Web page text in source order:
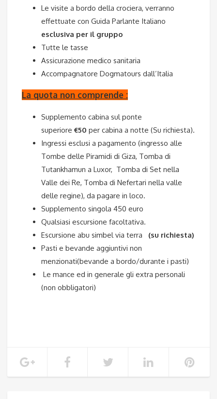
Le visite a bordo della crociera, verranno
effettuate con Guida Parlante Italiano
esclusiva per il gruppo
Tutte le tasse
Assicurazione medico sanitaria
Accompagnatore Dogmatours dall’Italia
La quota non comprende :
Supplemento cabina sul ponte
superiore €50 per cabina a notte (Su richiesta).
Ingressi esclusi a pagamento (ingresso alle
Tombe delle Piramidi di Giza, Tomba di
Tutankhamun a Luxor, Tomba di Set nella
Valle dei Re, Tomba di Nefertari nella valle
delle regine), da pagare in loco.
Supplemento singola 450 euro
Qualsiasi escursione facoltativa.
Escursione abu simbel via terra
(su richiesta)
Pasti e bevande aggiuntivi non
menzionati(bevande a bordo/durante i pasti)
Le mance ed in generale gli extra personali
(non obbligatori)